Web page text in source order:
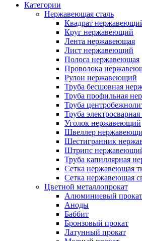
Категории
Нержавеющая сталь
Квадрат
Круг нержавеющий
Лента нержавеющая
Лист нержавеющий
Полоса нержавеющая
Проволока
Рулон нержавеющий
Труба бесшовная
Труба профильная
Труба
Труба
Уголок нержавеющий
Швеллер
Шестигранник
Штрипс
Труба капиллярная
Сетка нержавеющая
Сетка нержавеющая
Цветной металлопрокат
Алюминиевый прокат
Аноды
Баббит
Бронзовый прокат
Латунный прокат